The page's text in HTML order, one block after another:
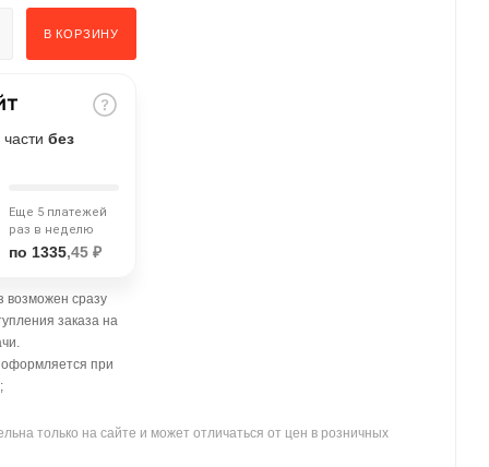
В КОРЗИНУ
без
Еще 5 платежей
раз в неделю
по 1335,45 ₽
возможен сразу
заказа на
оформляется при
только на сайте и может отличаться от цен в розничных